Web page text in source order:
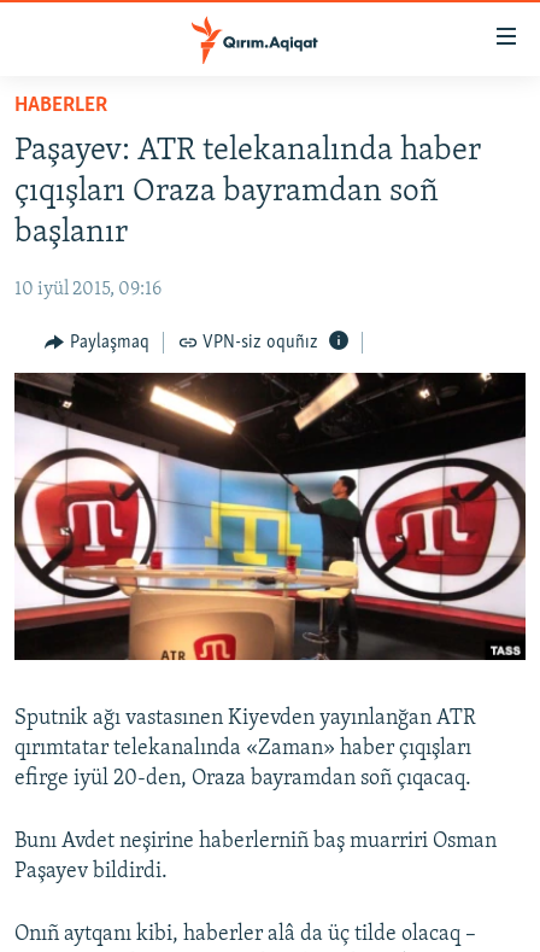
Esas
qaytmaq
Baş
navigatsiyağa
qaytmaq
Qıdıruvğa
qaytmaq
SİYASET
İQTİSADİYAT
MEDENİYET
İNSAN AQLARI
VİDEO
SÜRET
BLOGLAR
FİKİR
Русский
Українською
HABERLER
Paşayev: ATR telekanalında haber
çıqışları Oraza bayramdan soñ
başlanır
10 iyül 2015, 09:16
Paylaşmaq VPN-siz oquñız
Sputnik ağı vastasınen Kiyevden yayınlanğan ATR
qırımtatar telekanalında «Zaman» haber çıqışları
efirge iyül 20-den, Oraza bayramdan soñ çıqacaq.
Bunı Avdet neşirine haberlerniñ baş muarriri Osman
Paşayev bildirdi.
Onıñ aytqanı kibi, haberler alâ da üç tilde olacaq –